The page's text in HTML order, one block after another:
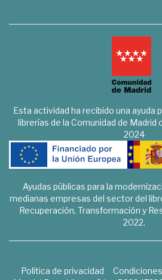
Esta actividad ha recibido una ayuda
librerías de la Comunidad de
2024
Ayudas públicas para la
medianas empresas del sector del
Recuperación, Transformación y
2022.
Política de privacidad